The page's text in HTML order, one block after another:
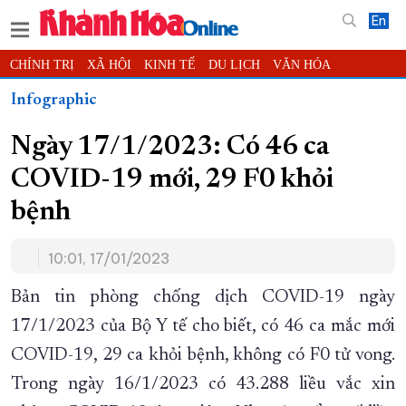
En
CHÍNH TRỊ XÃ HỘI KINH TẾ DU LỊCH VĂN HÓA
THỂ THAO ĐỜI SỐNG
THẾ GIỚI MULTIMEDIA VIDEO ĐỌC BÁO ONLINE
PODCAST THÔNG TIN - QUẢNG CÁO
QUY HOẠCH TỈNH KHÁNH HÒA
TRƯỜNG SA BIỂN ĐẢO QUÊ HƯƠNG
KỶ NIỆM 370 NĂM XÂY DỰNG VÀ PHÁT TRIỂN TỈNH KHÁNH HÒA
Infographic
Ngày 17/1/2023: Có 46 ca
COVID-19 mới, 29 F0 khỏi
bệnh
10:01, 17/01/2023
Bản tin phòng chống dịch COVID-19 ngày
17/1/2023 của Bộ Y tế cho biết, có 46 ca mắc mới
COVID-19, 29 ca khỏi bệnh, không có F0 tử vong.
Trong ngày 16/1/2023 có 43.288 liều vắc xin